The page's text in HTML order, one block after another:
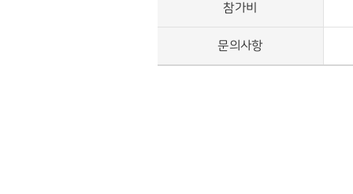
참가비
문의사항